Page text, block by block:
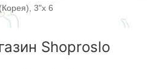
3"х 6
Shoproslo